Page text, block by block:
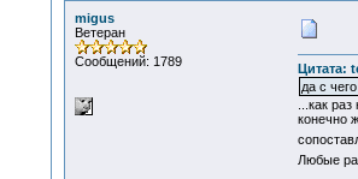
migus
Ветеран
Сообщений: 1789
Цитата:
да с
...как
конечно
Любые